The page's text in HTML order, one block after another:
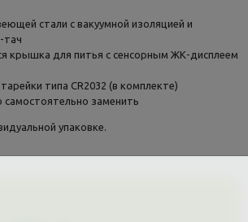
стали с вакуумной изоляцией и
тач
крышка для питья с сенсорным ЖК-дисплеем
типа CR2032 (в комплекте)
заменить
упаковке.